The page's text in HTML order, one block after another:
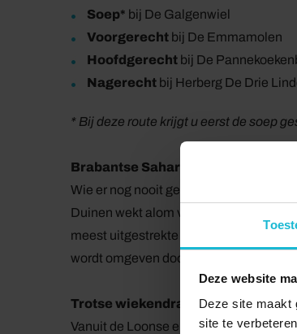
Deze website
Deze site maakt
site te
Soep* bij De Galgenwiel
Voorgerecht bij De Emmamolen
Hoofdgerecht bij De
Nagerecht bij Herberg De Drie
* Bij deze route krijgt u eerst de soep
Brabantse Sahara
Wie er nog nooit geweest is, wacht een
Duinen wekt alom verbazing en
meest uitgestrekte stuifzandgebieden
wordt omgeven door heidevelden waar
Trotse wiekendrager
Vanuit de Loonse en Drunense